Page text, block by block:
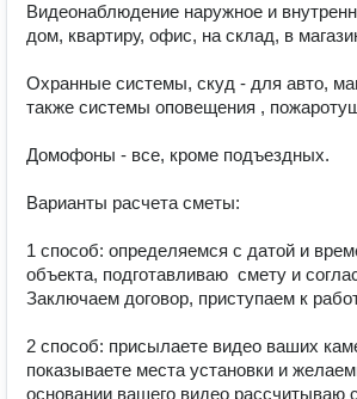
Видеонаблюдение наружное и
дом, квартиру, офис, на склад, в
Охранные системы, скуд - для авто,
также системы оповещения ,
Домофоны - все, кроме подъездных.
Варианты расчета сметы:
1 способ: определяемся с датой и
объекта, подготавливаю  смету и
Заключаем договор, приступаем к
2 способ: присылаете видео ваших
показываете места установки и
основании вашего видео рассчитываю